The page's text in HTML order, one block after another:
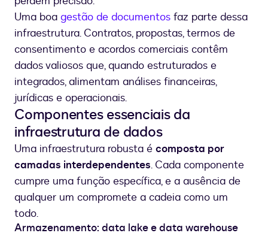
Uma boa gestão de documentos faz parte dessa
infraestrutura. Contratos, propostas, termos de
consentimento e acordos comerciais contêm
dados valiosos que, quando estruturados e
integrados, alimentam análises financeiras,
jurídicas e operacionais.
Componentes essenciais da
infraestrutura de dados
Uma infraestrutura robusta é composta por
camadas interdependentes. Cada componente
cumpre uma função específica, e a ausência de
qualquer um compromete a cadeia como um
todo.
Armazenamento: data lake e data warehouse